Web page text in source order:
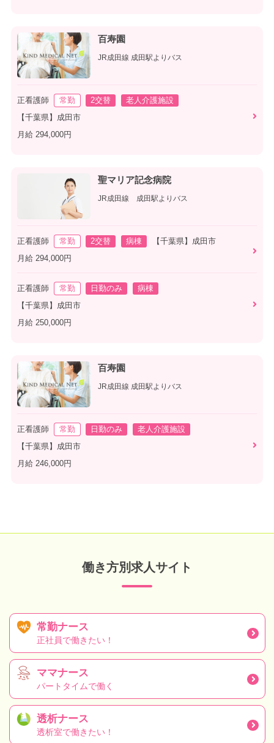
百寿園
JR成田線 成田駅よりバス
正看護師 常勤 2交替
老人介護施設
【千葉県】成田市
月給 294,000円
聖マリア記念病院
JR成田線 成田駅よりバス
正看護師 常勤 2交替 病棟
【千葉県】成田市
月給 294,000円
正看護師 常勤 日勤のみ
病棟
【千葉県】成田市
月給 250,000円
百寿園
JR成田線 成田駅よりバス
正看護師 常勤 日勤のみ
老人介護施設
【千葉県】成田市
月給 246,000円
働き方別求人サイト
常勤ナース
正社員で働きたい！
ママナース
パートタイムで働く
透析ナース
透析室で働きたい！